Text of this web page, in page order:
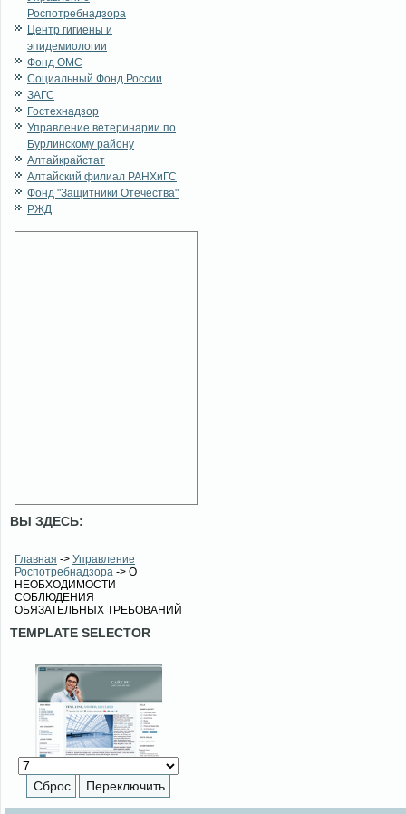
Роспотребнадзора
Центр гигиены и
эпидемиологии
Фонд ОМС
Социальный Фонд России
ЗАГС
Гостехнадзор
Управление ветеринарии по
Бурлинскому району
Алтайкрайстат
Алтайский филиал РАНХиГС
Фонд "Защитники Отечества"
РЖД
ВЫ ЗДЕСЬ:
Главная -> Управление
Роспотребнадзора -> О
НЕОБХОДИМОСТИ
СОБЛЮДЕНИЯ
ОБЯЗАТЕЛЬНЫХ ТРЕБОВАНИЙ
TEMPLATE SELECTOR